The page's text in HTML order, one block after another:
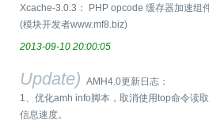
Xcache-3.0.3： PHP opcode 缓存器加速组件
(模块开发者www.mf8.biz)
2013-09-10 20:00:05
Update) AMH4.0更新日志：
1、优化amh info脚本，取消使用top命令读
信息速度。